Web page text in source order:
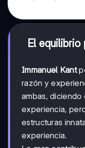
El
Immanuel Kant
razón y
ambas,
experiencia,
estructuras
experiencia.